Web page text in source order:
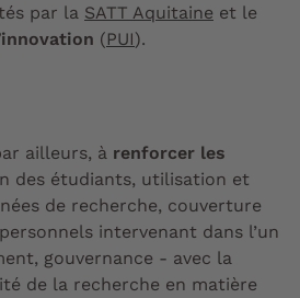
par la SATT Aquitaine et le
(PUI).
ailleurs, à renforcer les
des étudiants, utilisation et
de recherche, couverture
intervenant dans l’un
gouvernance - avec la
de la recherche en matière